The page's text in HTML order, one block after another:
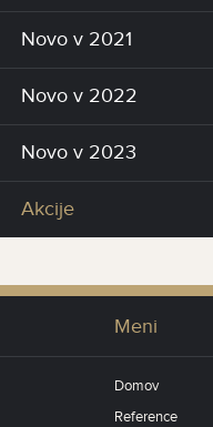
Novo v 2021
Novo v 2022
Novo v 2023
Akcije
Meni
Domov
Reference